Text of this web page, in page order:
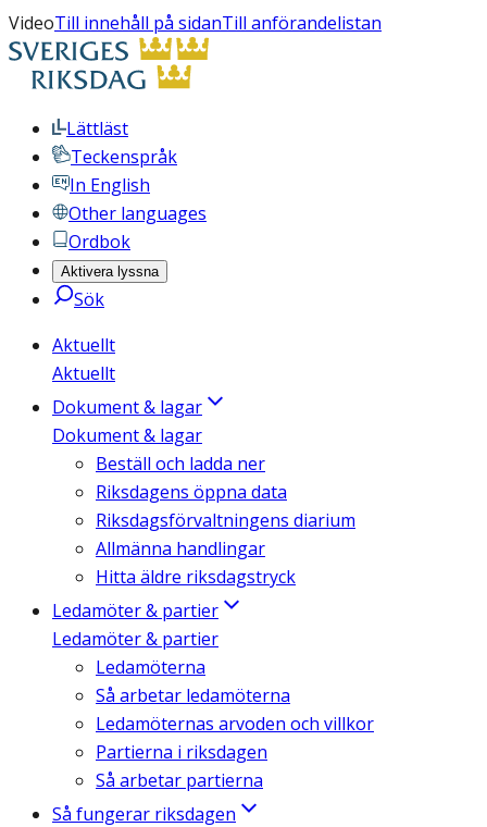
VideoTill innehåll på sidanTill anförandelistan
Lättläst
Teckenspråk
In English
Other languages
Ordbok
Aktivera lyssna
Sök
Aktuellt
Aktuellt
Dokument & lagar
Dokument & lagar
Beställ och ladda ner
Riksdagens öppna data
Riksdagsförvaltningens diarium
Allmänna handlingar
Hitta äldre riksdagstryck
Ledamöter & partier
Ledamöter & partier
Ledamöterna
Så arbetar ledamöterna
Ledamöternas arvoden och villkor
Partierna i riksdagen
Så arbetar partierna
Så fungerar riksdagen